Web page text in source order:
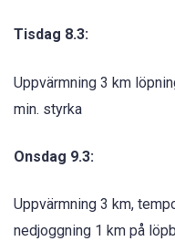
Tisdag 8.3:
Uppvärmning 3 km
min. styrka
Onsdag 9.3:
Uppvärmning 3 km,
nedjoggning 1 km på